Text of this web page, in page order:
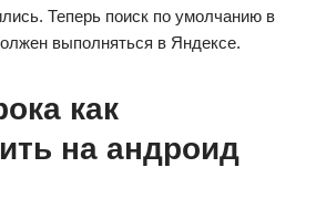
Теперь поиск по умолчанию в
выполняться в Яндексе.
как
на андроид